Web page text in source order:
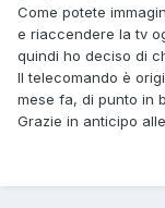
Come potete
e riaccendere la tv
quindi ho deciso di
Il telecomando è
mese fa, di punto in
Grazie in anticipo